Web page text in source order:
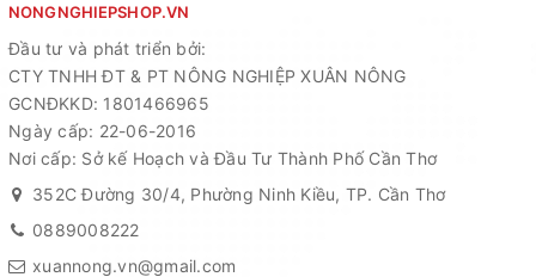
NONGNGHIEPSHOP.VN
Đầu tư và phát triển bởi:
CTY TNHH ĐT & PT NÔNG NGHIỆP XUÂN NÔNG
GCNĐKKD: 1801466965
Ngày cấp: 22-06-2016
Nơi cấp: Sở kế Hoạch và Đầu Tư Thành Phố Cần Thơ
352C Đường 30/4, Phường Ninh Kiều, TP. Cần Thơ
0889008222
xuannong.vn@gmail.com